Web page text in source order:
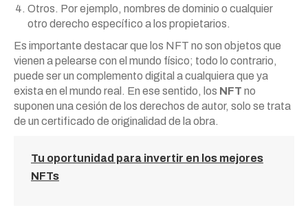
Otros. Por ejemplo, nombres de dominio o cualquier
otro derecho específico a los propietarios.
Es importante destacar que los NFT no son objetos que
vienen a pelearse con el mundo físico; todo lo contrario,
puede ser un complemento digital a cualquiera que ya
exista en el mundo real. En ese sentido, los NFT no
suponen una cesión de los derechos de autor, solo se trata
de un certificado de originalidad de la obra.
Tu oportunidad para invertir en los mejores
NFTs